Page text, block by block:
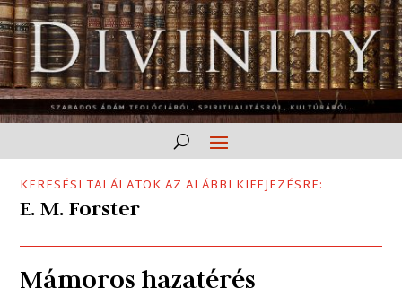
KERESÉSI TALÁLATOK AZ ALÁBBI KIFEJEZÉSRE:
E. M. Forster
Mámoros hazatérés